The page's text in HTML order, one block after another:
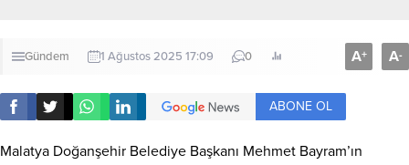
Gündem 1 Ağustos 2025 17:09 0 A+ A-
ABONE OL
Malatya Doğanşehir Belediye Başkanı Mehmet Bayram’ın